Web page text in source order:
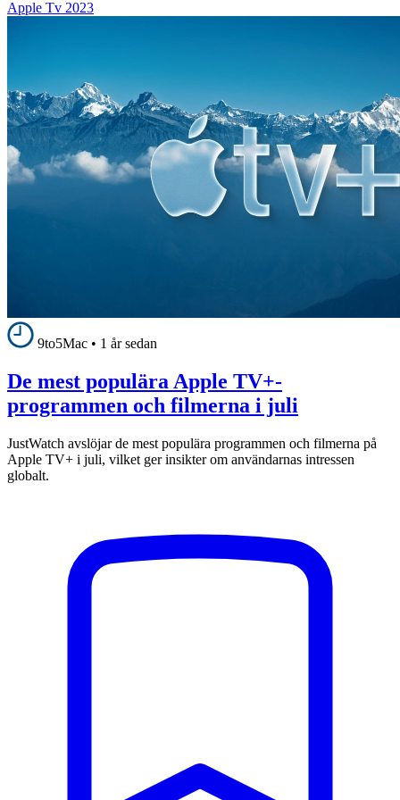
Apple Tv 2023
9to5Mac • 1 år sedan
De mest populära Apple TV+-
programmen och filmerna i juli
JustWatch avslöjar de mest populära programmen och filmerna på
Apple TV+ i juli, vilket ger insikter om användarnas intressen
globalt.